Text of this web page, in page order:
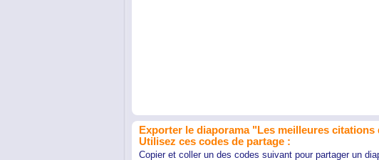
Exporter le diaporama "Les meilleures citations
Utilisez ces codes de partage :
Copier et coller un des codes suivant pour partager un